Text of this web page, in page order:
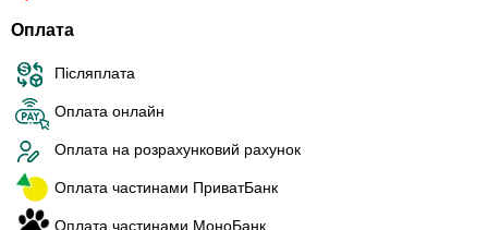
Оплата
Післяплата
Оплата онлайн
Оплата на розрахунковий рахунок
Оплата частинами ПриватБанк
Оплата частинами МоноБанк